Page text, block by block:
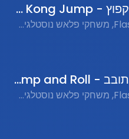
קינג קונג קפוץ - King Kong Jump
Flash Games, משחקי פלאש נוסטלגים, Rescue, הצלה, Jumping, קפיצה
קפוץ ותסתובב - Jump and Roll
Flash Games, משחקי פלאש נוסטלגים, Jump and Roll, קפוץ ותסתובב